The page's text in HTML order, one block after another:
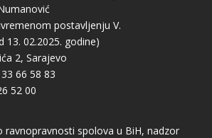
postavljenju V.
13. 02.2025. godine)
2, Sarajevo
66 58 83
52 00
ravnopravnosti spolova u BiH, nadzor